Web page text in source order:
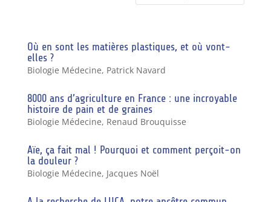
Où en sont les matières plastiques, et où vont-
elles ?
Biologie Médecine, Patrick Navard
8000 ans d’agriculture en France : une incroyable
histoire de pain et de graines
Biologie Médecine, Renaud Brouquisse
Aïe, ça fait mal ! Pourquoi et comment perçoit-on
la douleur ?
Biologie Médecine, Jacques Noël